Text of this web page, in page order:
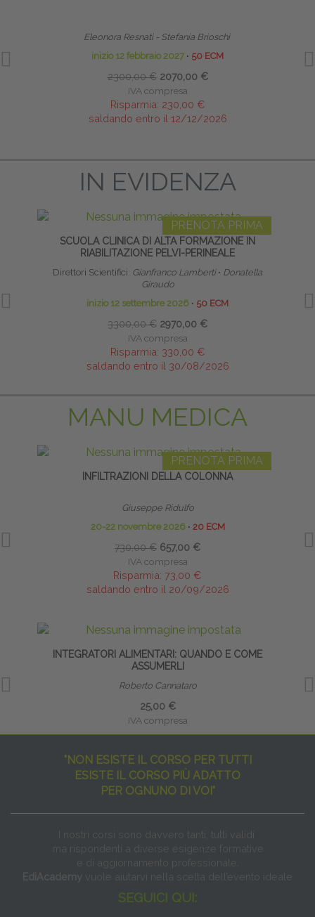
Eleonora Resnati - Stefania Brioschi
inizio 12 febbraio 2027 ∙ 50 ECM
2300,00 € 2070,00 €
IVA compresa
Risparmia: 230,00 €
saldando entro il 12/12/2026
IN EVIDENZA
PRENOTA PRIMA
SCUOLA CLINICA DI ALTA FORMAZIONE IN
RIABILITAZIONE PELVI-PERINEALE
Direttori Scientifici: Gianfranco Lamberti ∙ Donatella
Giraudo
inizio 12 settembre 2026 ∙ 50 ECM
3300,00 € 2970,00 €
IVA compresa
Risparmia: 330,00 €
saldando entro il 30/08/2026
MANU MEDICA
PRENOTA PRIMA
INFILTRAZIONI DELLA COLONNA
Giuseppe Ridulfo
20-22 novembre 2026∙ 20 ECM
730,00 € 657,00 €
IVA compresa
Risparmia: 73,00 €
saldando entro il 20/09/2026
INTEGRATORI ALIMENTARI: QUANDO E COME
ASSUMERLI
Roberto Cannataro
25,00 €
IVA compresa
"NON ESISTE IL CORSO PER TUTTI
ESISTE IL CORSO PIÙ ADATTO
PER OGNUNO DI VOI"
I nostri corsi sono davvero tanti, tutti validi
ma rispondenti a diverse esigenze formative
e di aggiornamento professionale.
EdiAcademy vuole aiutarvi nella scelta dell’evento ideale
SEGUICI QUI: